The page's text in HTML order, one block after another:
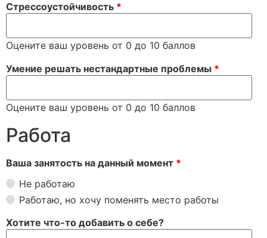
Стрессоустойчивость *
Оцените ваш уровень от 0 до 10 баллов
Умение решать нестандартные проблемы *
Оцените ваш уровень от 0 до 10 баллов
Работа
Ваша занятость на данный момент *
Не работаю
Работаю, но хочу поменять место работы
Хотите что-то добавить о себе?